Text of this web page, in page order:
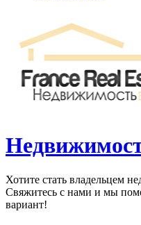
Хотите стать владельцем
Свяжитесь с нами и мы
вариант!